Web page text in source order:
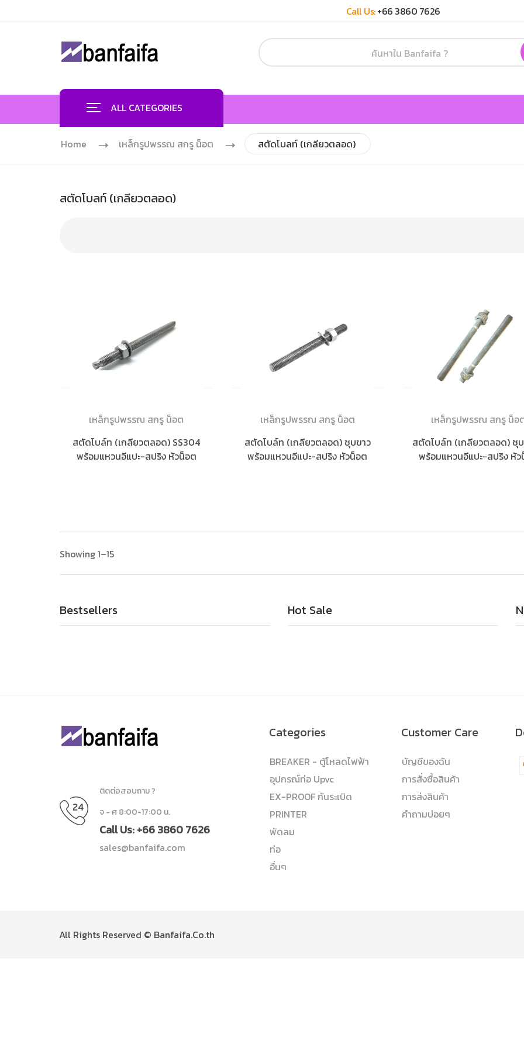
Call Us:+66 3860 7626
ALL CATEGORIES
Home เหล็กรูปพรรณ สกรู น็อต สตัดโบลท์ (เกลียวตลอด)
สตัดโบลท์ (เกลียวตลอด)
เหล็กรูปพรรณ สกรู น็อต
สตัดโบล์ท (เกลียวตลอด) SS304
พร้อมแหวนอีแปะ-สปริง หัวน็อต
เหล็กรูปพรรณ สกรู น็อต
สตัดโบล์ท (เกลียวตลอด) ชุบขาว
พร้อมแหวนอีแปะ-สปริง หัวน็อต
เหล็กรูปพรรณ สกรู น็อ
สตัดโบล์ท (เกลียวตลอด) ชุบ
พร้อมแหวนอีแปะ-สปริง หั
Showing 1–15
Bestsellers Hot Sale
ติดต่อสอบถาม ?
จ - ศ 8:00-17:00 น.
Call Us: +66 3860 7626
sales@banfaifa.com
Categories
BREAKER - ตู้โหลดไฟฟ้า
อุปกรณ์ท่อ Upvc
EX-PROOF กันระเบิด
PRINTER
พัดลม
ท่อ
อื่นๆ
Customer Care
บัญชีของฉัน
การสั่งซื้อสินค้า
การส่งสินค้า
คำถามบ่อยๆ
All Rights Reserved © Banfaifa.Co.th